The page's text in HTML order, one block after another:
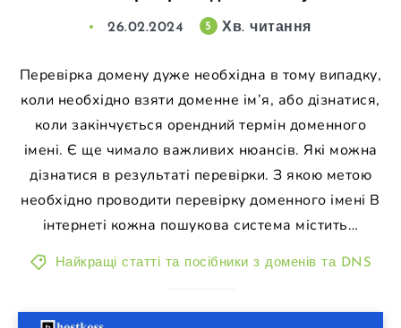
26.02.2024 5 Хв. читання
Перевірка домену дуже необхідна в тому випадку,
коли необхідно взяти доменне ім’я, або дізнатися,
коли закінчується орендний термін доменного
імені. Є ще чимало важливих нюансів. Які можна
дізнатися в результаті перевірки. З якою метою
необхідно проводити перевірку доменного імені В
інтернеті кожна пошукова система містить…
Найкращі статті та посібники з доменів та DNS